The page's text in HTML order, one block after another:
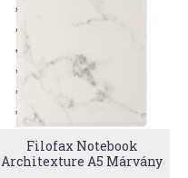
Filofax Notebook
Architexture A5 Márvány